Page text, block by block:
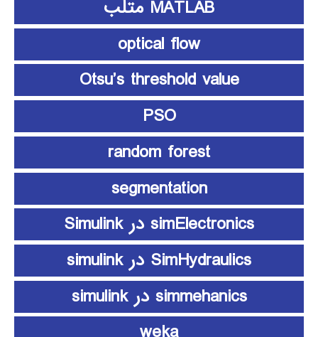
MATLAB متلب
optical flow
Otsu’s threshold value
PSO
random forest
segmentation
simElectronics در Simulink
SimHydraulics در simulink
simmehanics در simulink